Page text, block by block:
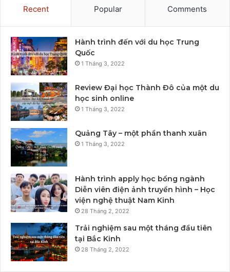
Recent Popular Comments
Hành trình đến với du học Trung
Quốc
1 Tháng 3, 2022
Review Đại học Thành Đô của một du
học sinh online
1 Tháng 3, 2022
Quảng Tây – một phần thanh xuân
1 Tháng 3, 2022
Hành trình apply học bổng ngành
Diễn viên điện ảnh truyền hình – Học
viện nghệ thuật Nam Kinh
28 Tháng 2, 2022
Trải nghiệm sau một tháng đầu tiên
tại Bắc Kinh
28 Tháng 2, 2022